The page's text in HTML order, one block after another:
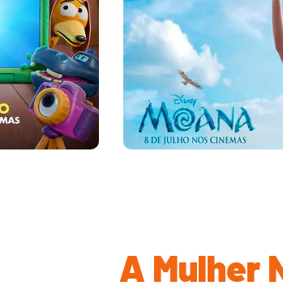
A Mulher